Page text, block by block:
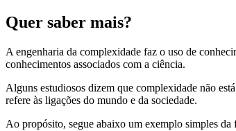
Quer saber mais?
A engenharia da complexidade faz o uso de
conhecimentos associados com a ciência.
Alguns estudiosos dizem que complexidade não
refere às ligações do mundo e da sociedade.
Ao propósito, segue abaixo um exemplo simples